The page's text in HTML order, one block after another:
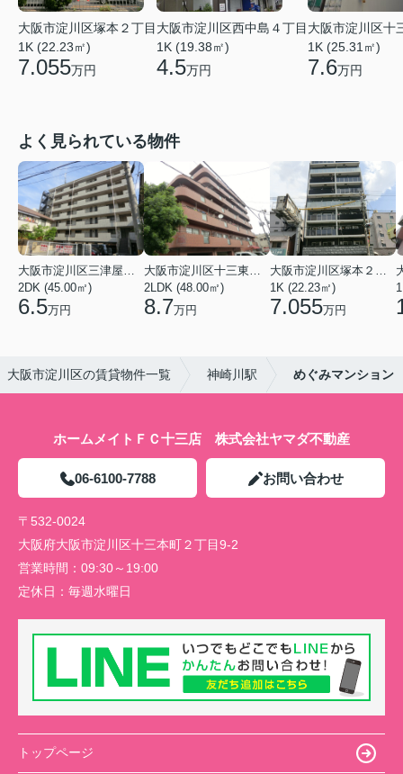
大阪市淀川区塚本２丁目
1K (22.23㎡)
7.055万円
大阪市淀川区西中島４丁目
1K (19.38㎡)
4.5万円
大阪市淀川区十
1K (25.31㎡)
7.6万円
よく見られている物件
2DK (45.00㎡)
6.5万円
2LDK (48.00㎡)
8.7万円
1K (22.23㎡)
7.055万円
大阪市淀川区の賃貸物件一覧 神崎川駅 めぐみマンション
ホームメイトＦＣ十三店 株式会社ヤマダ不動産
06-6100-7788 お問い合わせ
〒532-0024
大阪府大阪市淀川区十三本町２丁目9-2
営業時間： 09:30～19:00
定休日： 毎週水曜日
トップページ